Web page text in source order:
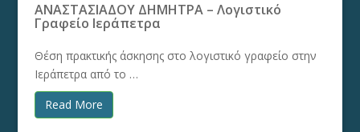
ΑΝΑΣΤΑΣΙΑΔΟΥ ΔΗΜΗΤΡΑ – Λογιστικό
Γραφείο Ιεράπετρα
Θέση πρακτικής άσκησης στο λογιστικό γραφείο στην
Ιεράπετρα από το …
Read More